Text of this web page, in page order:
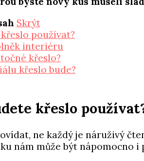
Skrýt
používat?
interiéru
křeslo?
křeslo bude?
křeslo
ne každý je náruživý
nám může být nápomocno i